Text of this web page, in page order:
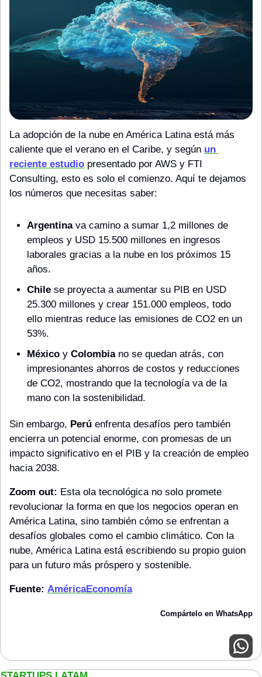
La adopción de la nube en América Latina está más
caliente que el verano en el Caribe, y según un
reciente estudio presentado por AWS y FTI
Consulting, esto es solo el comienzo. Aquí te dejamos
los números que necesitas saber:
Argentina va camino a sumar 1,2 millones de
empleos y USD 15.500 millones en ingresos
laborales gracias a la nube en los próximos 15
años.
Chile se proyecta a aumentar su PIB en USD
25.300 millones y crear 151.000 empleos, todo
ello mientras reduce las emisiones de CO2 en un
53%.
México y Colombia no se quedan atrás, con
impresionantes ahorros de costos y reducciones
de CO2, mostrando que la tecnología va de la
mano con la sostenibilidad.
Sin embargo, Perú enfrenta desafíos pero también
encierra un potencial enorme, con promesas de un
impacto significativo en el PIB y la creación de empleo
hacia 2038.
Zoom out: Esta ola tecnológica no solo promete
revolucionar la forma en que los negocios operan en
América Latina, sino también cómo se enfrentan a
desafíos globales como el cambio climático. Con la
nube, América Latina está escribiendo su propio guion
para un futuro más próspero y sostenible.
Fuente: AméricaEconomía
Compártelo en WhatsApp